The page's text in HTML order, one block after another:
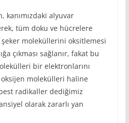
kanımızdaki alyuvar
tüm doku ve hücrelere
moleküllerini oksitlemesi
çıkması sağlanır, fakat bu
bir elektronlarını
molekülleri haline
radikaller dediğimiz
olarak zararlı yan